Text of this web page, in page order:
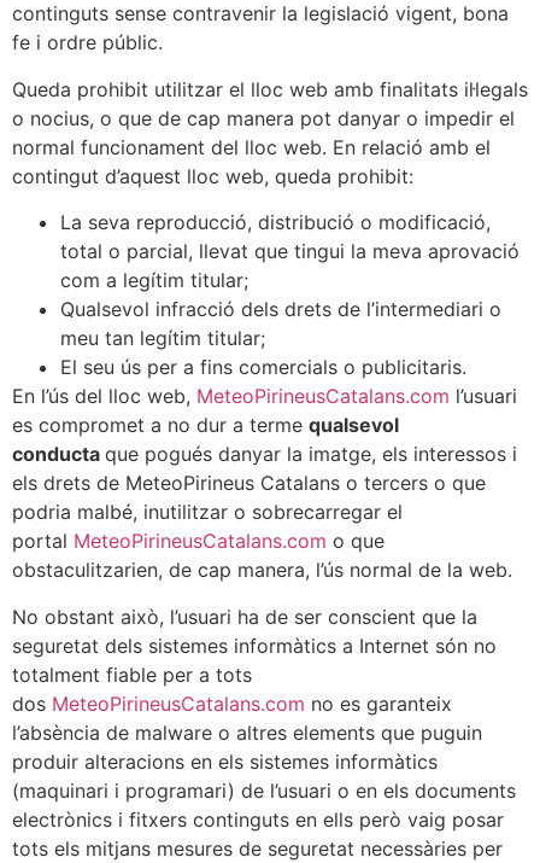
continguts sense contravenir la legislació vigent, bona
fe i ordre públic.
Queda prohibit utilitzar el lloc web amb finalitats il·legals
o nocius, o que de cap manera pot danyar o impedir el
normal funcionament del lloc web. En relació amb el
contingut d’aquest lloc web, queda prohibit:
La seva reproducció, distribució o modificació,
total o parcial, llevat que tingui la meva aprovació
com a legítim titular;
Qualsevol infracció dels drets de l’intermediari o
meu tan legítim titular;
El seu ús per a fins comercials o publicitaris.
En l’ús del lloc web, MeteoPirineusCatalans.com l’usuari
es compromet a no dur a terme qualsevol
conducta que pogués danyar la imatge, els interessos i
els drets de MeteoPirineus Catalans o tercers o que
podria malbé, inutilitzar o sobrecarregar el
portal MeteoPirineusCatalans.com o que
obstaculitzarien, de cap manera, l’ús normal de la web.
No obstant això, l’usuari ha de ser conscient que la
seguretat dels sistemes informàtics a Internet són no
totalment fiable per a tots
dos MeteoPirineusCatalans.com no es garanteix
l’absència de malware o altres elements que puguin
produir alteracions en els sistemes informàtics
(maquinari i programari) de l’usuari o en els documents
electrònics i fitxers continguts en ells però vaig posar
tots els mitjans mesures de seguretat necessàries per